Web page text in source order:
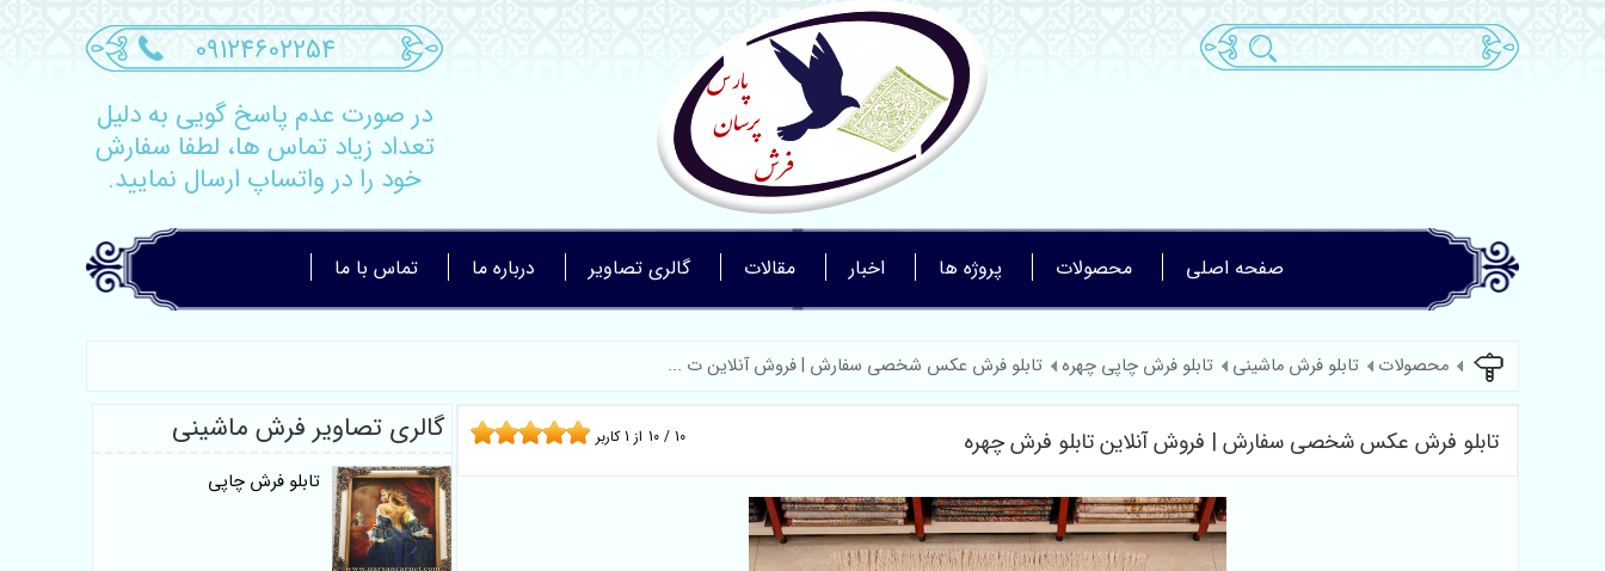
09124602254
در صورت عدم پاسخ گویی به دلیل
تعداد زیاد تماس ها، لطفا سفارش
خود را در واتساپ ارسال نمایید.
صفحه اصلی محصولات پروژه ها اخبار مقالات گالری تصاویر درباره ما تماس با ما
محصولات تابلو فرش ماشینی تابلو فرش چاپی چهره تابلو فرش عکس شخصی سفارش | فروش آنلاین ت ...
تابلو فرش عکس شخصی سفارش | فروش آنلاین تابلو فرش چهره 10 / 10 از 1کاربر گالری تصاویر فرش ماشینی
تابلو فرش چاپی